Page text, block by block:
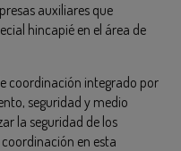
auxiliares que
hincapié en el área de
coordinación integrado por
seguridad y medio
la seguridad de los
en esta